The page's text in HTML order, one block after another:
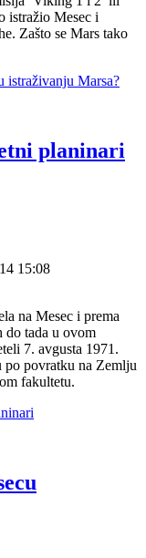
istražio Mesec i
Zašto se Mars tako
istraživanju Marsa?
planinari
15:08
na Mesec i prema
do tada u ovom
7. avgusta 1971.
po povratku na Zemlju
fakultetu.